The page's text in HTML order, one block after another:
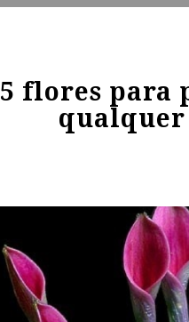
5 flores para
qualquer